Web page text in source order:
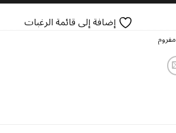
إضافة إلى قائمة الرغبات
مفروم